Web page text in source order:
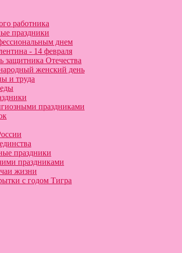
работника
праздники
днем
- 14 февраля
защитника Отечества
женский день
и труда
праздниками
праздники
праздниками
жизни
с годом Тигра